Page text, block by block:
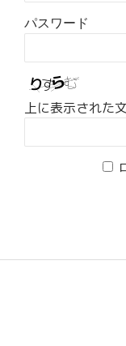
パスワード
上に表示された